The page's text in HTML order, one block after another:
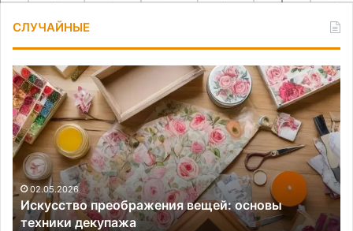
СЛУЧАЙНЫЕ
Искусство
преображения
вещей:
основы
техники
декупажа
02.05.2026
Искусство преображения вещей: основы
техники декупажа